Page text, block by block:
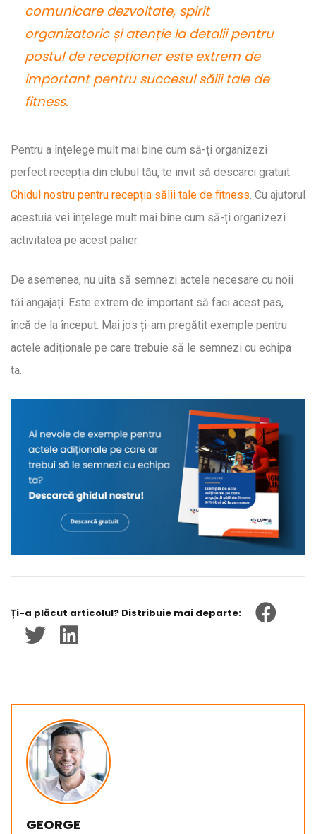
comunicare dezvoltate, spirit
organizatoric și atenție la detalii pentru
postul de recepționer este extrem de
important pentru succesul sălii tale de
fitness.
Pentru a înțelege mult mai bine cum să-ți organizezi
perfect recepția din clubul tău, te invit să descarci gratuit
Ghidul nostru pentru recepția sălii tale de fitness. Cu ajutorul
acestuia vei înțelege mult mai bine cum să-ți organizezi
activitatea pe acest palier.
De asemenea, nu uita să semnezi actele necesare cu noii
tăi angajați. Este extrem de important să faci acest pas,
încă de la început. Mai jos ți-am pregătit exemple pentru
actele adiționale pe care trebuie să le semnezi cu echipa
ta.
Ți-a plăcut articolul? Distribuie mai departe:
GEORGE